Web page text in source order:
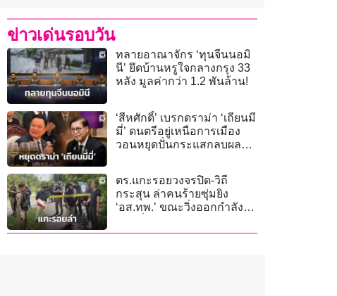
ข่าวเด่นรอบวัน
ทลายอาณาจักร ‘ทุนจีนนอมิ
นี’ ยึดบ้านหรูใจกลางกรุง 33
หลัง มูลค่ากว่า 1.2 พันล้าน!
‘สีหศักดิ์’ เบรกดราม่า ‘เถียนมี
มี่’ ดนตรีอยู่เหนือการเมือง
วอนหยุดปั่นกระแสกลบผล
ตร.แกะรอยวงจรปิด-วิถี
กระสุน ล่าคนร้ายซุ่มยิง
‘อส.ทพ.’ ขณะวิ่งออกกำลัง